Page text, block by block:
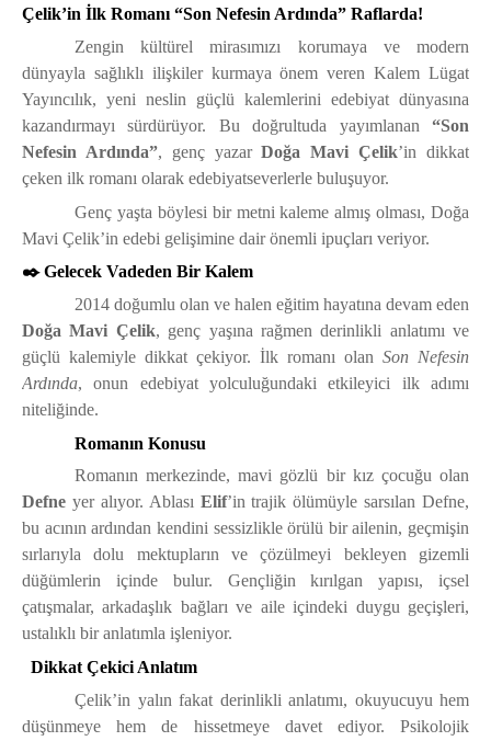
Çelik’in İlk Romanı “Son Nefesin Ardında” Raflarda!
Zengin kültürel mirasımızı korumaya ve modern
dünyayla sağlıklı ilişkiler kurmaya önem veren Kalem Lügat
Yayıncılık, yeni neslin güçlü kalemlerini edebiyat dünyasına
kazandırmayı sürdürüyor. Bu doğrultuda yayımlanan “Son
Nefesin Ardında”, genç yazarDoğa Mavi Çelik’in dikkat
çeken ilk romanı olarak edebiyatseverlerle buluşuyor.
Genç yaşta böylesi bir metni kaleme almış olması, Doğa
Mavi Çelik’in edebi gelişimine dair önemli ipuçları veriyor.
✒️ Gelecek Vadeden Bir Kalem
2014 doğumlu olan ve halen eğitim hayatına devam eden
Doğa Mavi Çelik, genç yaşına rağmen derinlikli anlatımı ve
güçlü kalemiyle dikkat çekiyor. İlk romanı olan Son Nefesin
Ardında, onun edebiyat yolculuğundaki etkileyici ilk adımı
niteliğinde.
Romanın Konusu
Romanın merkezinde, mavi gözlü bir kız çocuğu olan
Defne yer alıyor. Ablası Elif’in trajik ölümüyle sarsılan Defne,
bu acının ardından kendini sessizlikle örülü bir ailenin, geçmişin
sırlarıyla dolu mektupların ve çözülmeyi bekleyen gizemli
düğümlerin içinde bulur. Gençliğin kırılgan yapısı, içsel
çatışmalar, arkadaşlık bağları ve aile içindeki duygu geçişleri,
ustalıklı bir anlatımla işleniyor.
Dikkat Çekici Anlatım
Çelik’in yalın fakat derinlikli anlatımı, okuyucuyu hem
düşünmeye hem de hissetmeye davet ediyor. Psikolojik